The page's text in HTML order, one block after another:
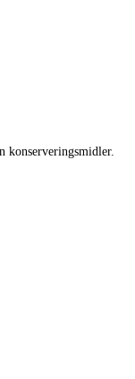
konserveringsmidler.